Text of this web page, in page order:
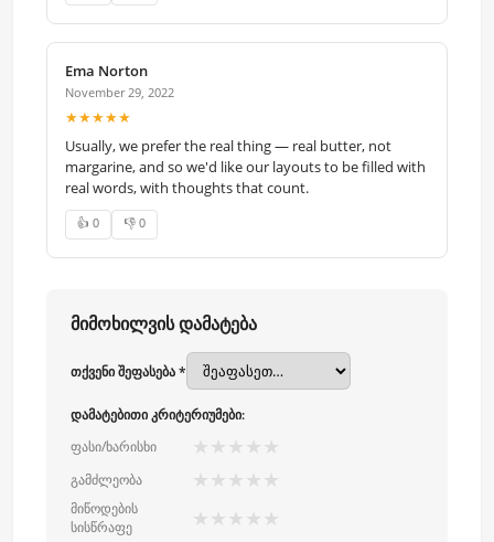
Ema Norton
November 29, 2022
★★★★★
Usually, we prefer the real thing — real butter, not
margarine, and so we'd like our layouts to be filled with
real words, with thoughts that count.
👍 0 👎 0
მიმოხილვის დამატება
თქვენი შეფასება *
დამატებითი კრიტერიუმები:
ფასი/ხარისხი
★ ★ ★ ★ ★
გამძლეობა ★ ★ ★ ★ ★
მიწოდების
სისწრაფე
★ ★ ★ ★ ★